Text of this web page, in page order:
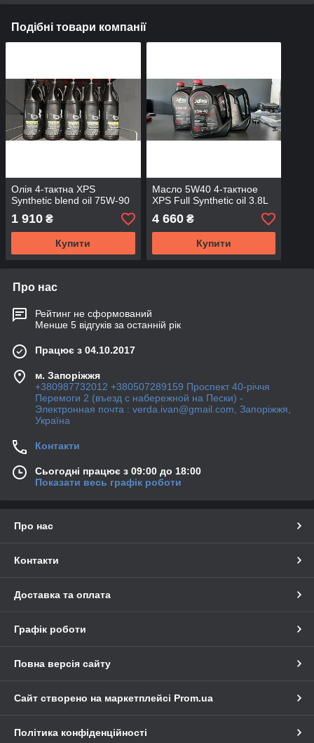
Подібні товари компанії
Олія 4-тактна XPS
Synthetic blend oil 75W-90
1 910 ₴
Купити
Масло 5W40 4-тактное
XPS Full Synthetic oil 3.8L
4 660₴
Купити
Про нас
Рейтинг не сформований
Менше 5 відгуків за останній рік
Працює з 04.10.2017
м. Запоріжжя
+380987732012 +380507289159 Проспект 40-рiччя
Перемоги 2 (въезд с набережной на Пески) -
Электронная почта : verda.ivan@gmail.com, Запоріжжя,
Україна
Контакти
Сьогодні працює з 09:00 до 18:00
Показати весь графік роботи
Про нас
Контакти
Доставка та оплата
Графік роботи
Повна версія сайту
Сайт створено на маркетплейсі Prom.ua
Політика конфіденційності